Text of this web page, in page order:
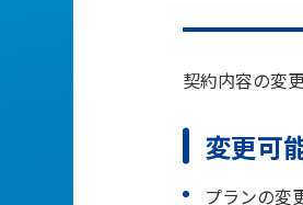
契約内容の変
変更可
プランの変